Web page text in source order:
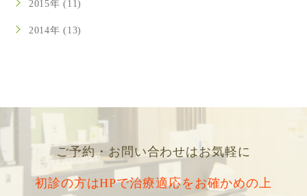
2015年 (11)
2014年 (13)
ご予約・お問い合わせはお気軽に
初診の方はHPで治療適応をお確かめの上